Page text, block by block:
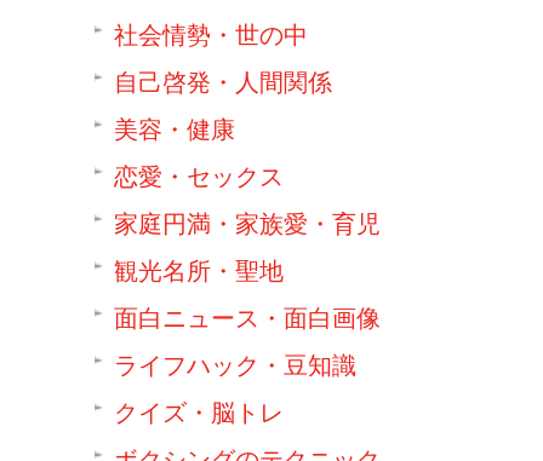
社会情勢・世の中
自己啓発・人間関係
美容・健康
恋愛・セックス
家庭円満・家族愛・育児
観光名所・聖地
面白ニュース・面白画像
ライフハック・豆知識
クイズ・脳トレ